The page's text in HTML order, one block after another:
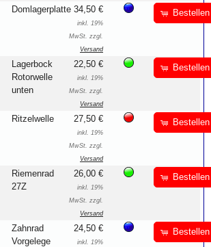
Domlagerplatte 34,50 €
inkl. 19%
MwSt. zzgl.
Versand
Bestellen
Lagerbock
Rotorwelle
unten
22,50 €
inkl. 19%
MwSt. zzgl.
Versand
Bestellen
Ritzelwelle 27,50 €
inkl. 19%
MwSt. zzgl.
Versand
Bestellen
Riemenrad
27Z
26,00 €
inkl. 19%
MwSt. zzgl.
Versand
Bestellen
Zahnrad
Vorgelege
24,50 €
inkl. 19%
Bestellen